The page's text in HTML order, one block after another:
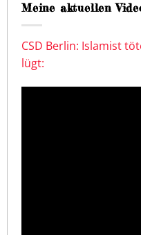
Meine aktuellen
CSD Berlin: Islamist
lügt: